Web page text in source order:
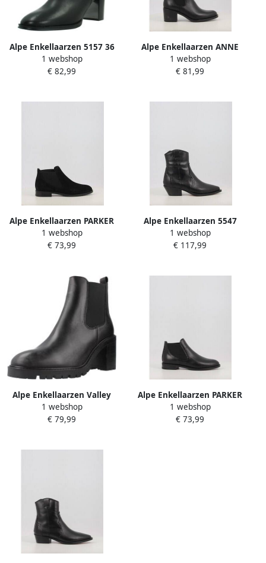
Alpe Enkellaarzen 5157 36
1 webshop
€ 82,99
Alpe Enkellaarzen ANNE
2202
1 webshop
€ 81,99
Alpe Enkellaarzen PARKER
2646
1 webshop
€ 73,99
Alpe Enkellaarzen 5547
1 webshop
€ 117,99
Alpe Enkellaarzen Valley
1 webshop
€ 79,99
Alpe Enkellaarzen PARKER
2646
1 webshop
€ 73,99